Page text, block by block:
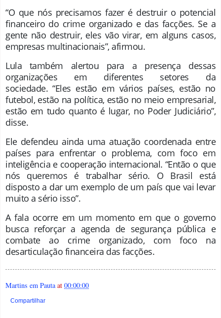
“O que nós precisamos fazer é destruir o potencial
financeiro do crime organizado e das facções. Se a
gente não destruir, eles vão virar, em alguns casos,
empresas multinacionais”, afirmou.
Lula também alertou para a presença dessas
organizações em diferentes setores da
sociedade. “Eles estão em vários países, estão no
futebol, estão na política, estão no meio empresarial,
estão em tudo quanto é lugar, no Poder Judiciário”,
disse.
Ele defendeu ainda uma atuação coordenada entre
países para enfrentar o problema, com foco em
inteligência e cooperação internacional. “Então o que
nós queremos é trabalhar sério. O Brasil está
disposto a dar um exemplo de um país que vai levar
muito a sério isso”.
A fala ocorre em um momento em que o governo
busca reforçar a agenda de segurança pública e
combate ao crime organizado, com foco na
desarticulação financeira das facções.
Martins em Pauta at 00:00:00
Compartilhar